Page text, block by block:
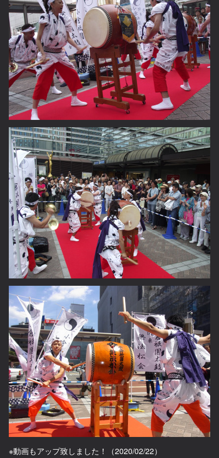
※動画もアップ致しました！（2020/02/22）